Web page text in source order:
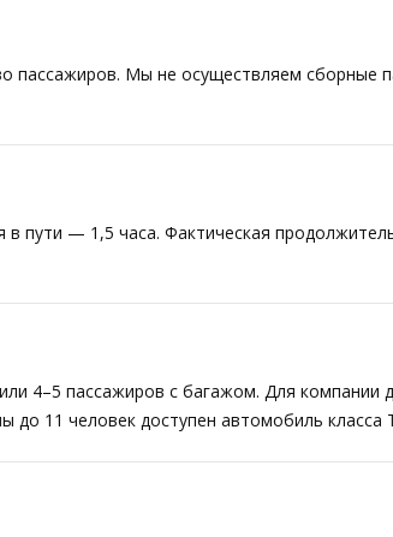
пассажиров. Мы не осуществляем сборные
пути — 1,5 часа. Фактическая
4–5 пассажиров с багажом. Для компании
до 11 человек доступен автомобиль класса